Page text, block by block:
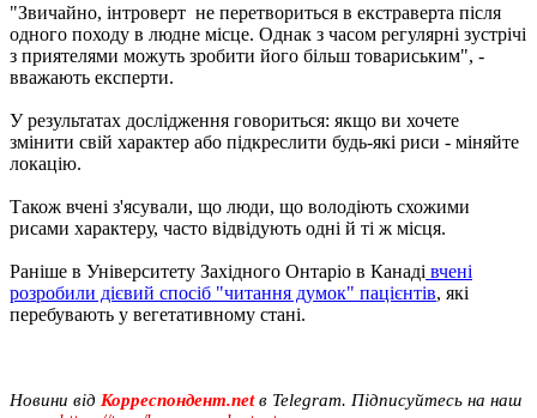
"Звичайно, інтроверт не перетвориться в екстраверта після
одного походу в людне місце. Однак з часом регулярні зустрічі
з приятелями можуть зробити його більш товариським", -
вважають експерти.
У результатах дослідження говориться: якщо ви хочете
змінити свій характер або підкреслити будь-які риси - міняйте
локацію.
Також вчені з'ясували, що люди, що володіють схожими
рисами характеру, часто відвідують одні й ті ж місця.
Раніше в Університету Західного Онтаріо в Канаді вчені
розробили дієвий спосіб "читання думок" пацієнтів, які
перебувають у вегетативному стані.
Новини від Корреспондент.netв Telegram. Підписуйтесь на наш